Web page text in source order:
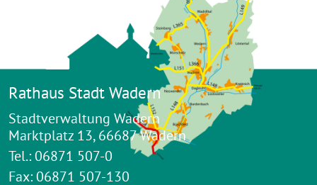
Rathaus Stadt Wadern
Stadtverwaltung Wadern
Marktplatz 13, 66687 Wadern
Tel.: 06871 507-0
Fax: 06871 507-130